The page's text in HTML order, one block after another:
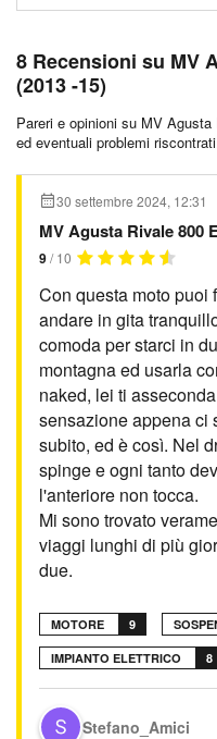
8 Recensioni su MV
(2013 -15)
Pareri e opinioni su MV
ed eventuali problemi
30 settembre 2024, 12:31
MV Agusta Rivale 800
9/ 10
Con questa moto puoi
andare in gita
comoda per starci in
montagna ed usarla
naked, lei ti
sensazione appena ci
subito, ed è così. Nel
spinge e ogni tanto
l'anteriore non tocca.
Mi sono trovato
viaggi lunghi di più
due.
MOTORE 9
IMPIANTO ELETTRICO 8
Stefano_Amici